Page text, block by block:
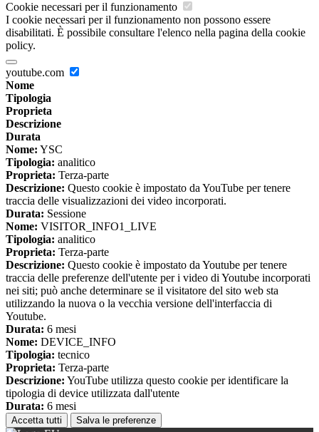
Cookie necessari per il funzionamento
I cookie necessari per il funzionamento non possono essere
disabilitati. È possibile consultare l'elenco nella pagina della cookie
policy.
youtube.com
Nome
Tipologia
Proprieta
Descrizione
Durata
Nome: YSC
Tipologia: analitico
Proprieta: Terza-parte
Descrizione: Questo cookie è impostato da YouTube per tenere
traccia delle visualizzazioni dei video incorporati.
Durata: Sessione
Nome: VISITOR_INFO1_LIVE
Tipologia: analitico
Proprieta: Terza-parte
Descrizione: Questo cookie è impostato da Youtube per tenere
traccia delle preferenze dell'utente per i video di Youtube incorporati
nei siti; può anche determinare se il visitatore del sito web sta
utilizzando la nuova o la vecchia versione dell'interfaccia di
Youtube.
Durata: 6 mesi
Nome: DEVICE_INFO
Tipologia: tecnico
Proprieta: Terza-parte
Descrizione: YouTube utilizza questo cookie per identificare la
tipologia di device utilizzata dall'utente
Durata: 6 mesi
Accetta tutti Salva le preferenze